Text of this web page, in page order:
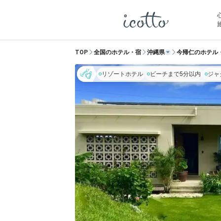
TOP 全国のホテル・宿 沖縄県 今帰仁のホテル
リゾートホテル ビーチまで5分以内 ジ